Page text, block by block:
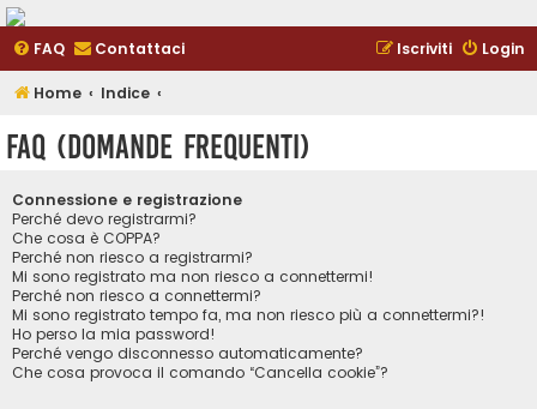
FAQ Contattaci Login
Iscriviti
Home Indice
FAQ (Domande Frequenti)
Connessione e registrazione
Perché devo registrarmi?
Che cosa è COPPA?
Perché non riesco a registrarmi?
Mi sono registrato ma non riesco a connettermi!
Perché non riesco a connettermi?
Mi sono registrato tempo fa, ma non riesco più a connettermi?!
Ho perso la mia password!
Perché vengo disconnesso automaticamente?
Che cosa provoca il comando “Cancella cookie”?